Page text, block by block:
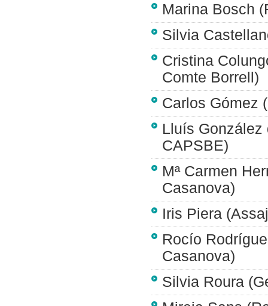
Marina Bosch
Silvia
Cristina
Comte Borrell)
Carlos Gómez
Lluís González
CAPSBE)
Mª Carmen
Casanova)
Iris Piera
Rocío
Casanova)
Silvia Roura